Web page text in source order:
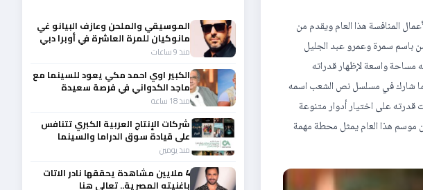
يعد من أبرز الأعمال المنافسة هذا العام ويقدم من
باسم سمرة وعمرو عبد الجليل
مساحة واسعة لإظهار قدراته
شارك في مسلسل نص الشعب اسمه
على اختيار أدوار متنوعة
موسم هذا العام يمثل محطة مهمة
الموسيقي والملحن وعازف البيانو غي
مانوكيان للمرة العاشرة في أوبرا دبي
منذ 9 ساعات
الكبير اوي احمد مكي يعود للسينما مع
ماجد الكدواني في فرصة سعيدة
منذ 18 ساعة
شركات الإنتاج العربية الكبري تتنافس
على قيادة سوق الدراما والسينما
والصباح في مقدمة المشهد الإقليمي
منذ يومين
4 ملايين مشاهدة يحققها نادر الاتات
باغنيته المصرية.. تعالي هنا